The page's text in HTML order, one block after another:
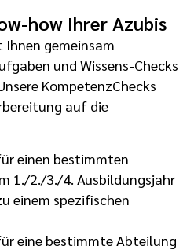
how Ihrer Azubis
gemeinsam
und Wissens-Checks
KompetenzChecks
auf die
einen bestimmten
1./2./3./4. Ausbildungsjahr
einem spezifischen
eine bestimmte Abteilung